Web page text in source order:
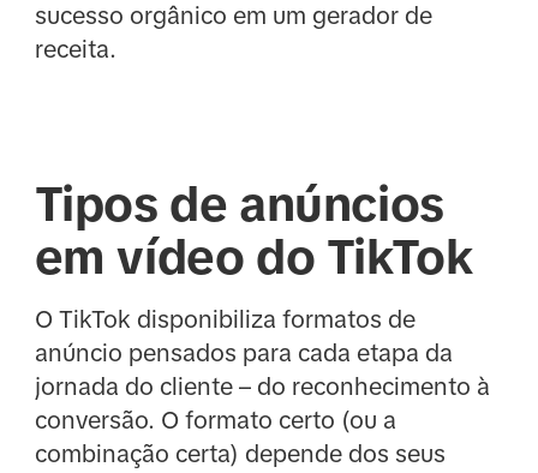
sucesso orgânico em um gerador de
receita.
Tipos de anúncios
em vídeo do TikTok
O TikTok disponibiliza formatos de
anúncio pensados para cada etapa da
jornada do cliente – do reconhecimento à
conversão. O formato certo (ou a
combinação certa) depende dos seus